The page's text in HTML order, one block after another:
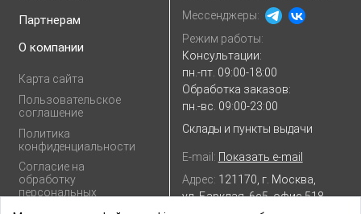
Партнерам
О компании
Карта сайта
Пользовательское
соглашение
Политика
конфиденциальности
Согласие на
обработку
персональных
Мессенджеры:
Режим работы:
Консультации:
пн.-пт. 09:00-18:00
Обработка заказов:
пн.-вс. 09:00-23:00
Склады и пункты выдачи
E-mail: Показать e-mail
Адрес: 121170, г. Москва,
ул. Барклая, 6с5, офис 518